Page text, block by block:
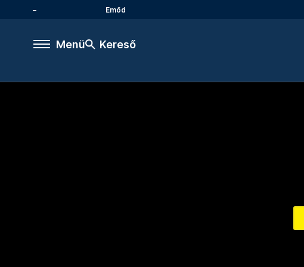
Emőd
Menü Kereső